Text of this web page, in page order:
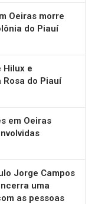
Oeiras morre
do Piauí
Hilux e
do Piauí
em Oeiras
Jorge Campos
uma
as pessoas